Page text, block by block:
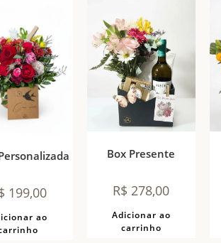
199,00
ao
Box Presente
R$ 278,00
Adicionar ao
carrinho